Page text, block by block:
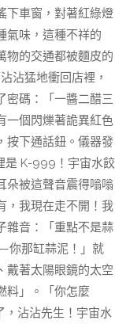
下車窗，對著紅綠燈
氣味，這種不祥的
物的交通都被麵皮的
沾猛地衝回店裡，
密碼：「一醬二醋三
一個閃爍著詭異紅色
按下通話鈕。儀器發
是 K-999！宇宙水餃
朵被這聲音震得嗡嗡
，我現在走不開！我
雜音：「重點不是蒜
你那缸蒜泥！」就
戴著太陽眼鏡的太空
料」。「你怎麼
沾沾先生！宇宙水